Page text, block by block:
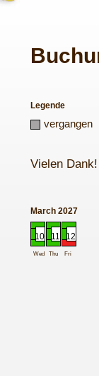
Legende
vergangen
Vielen
March 2027
10 11 12
Wed Thu Fri